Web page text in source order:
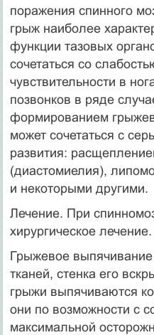
поражения спинного
грыж наиболее
функции тазовых
сочетаться со
чувствительности в
позвонков в ряде
формированием
может сочетаться с
развития:
(диастомиелия),
и некоторыми другими.
Лечение. При
хирургическое лечение.
Грыжевое
тканей, стенка его
грыжи выпячиваются
они по возможности с
максимальной